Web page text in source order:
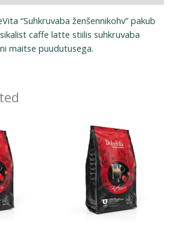
“Suhkruvaba ženšennikohv” pakub
caffe latte stiilis suhkruvaba
maitse puudutusega.